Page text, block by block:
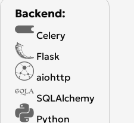
Backend:
Celery
Flask
aiohttp
SQLAlchemy
Python